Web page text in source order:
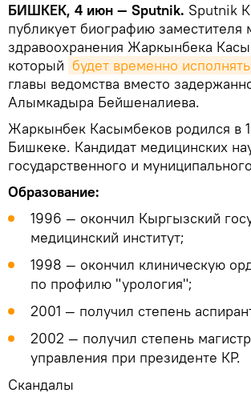
БИШКЕК, 4 июн — Sputnik. Sputnik
публикует биографию заместителя
здравоохранения Жаркынбека
который будет временно
главы ведомства вместо
Алымкадыра Бейшеналиева.
Жаркынбек Касымбеков родился в
Бишкеке. Кандидат медицинских
государственного и
Образование:
1996 — окончил Кыргызский
медицинский институт;
1998 — окончил клиническую
по профилю "урология";
2001 — получил степень
2002 — получил степень
управления при президенте КР.
Скандалы